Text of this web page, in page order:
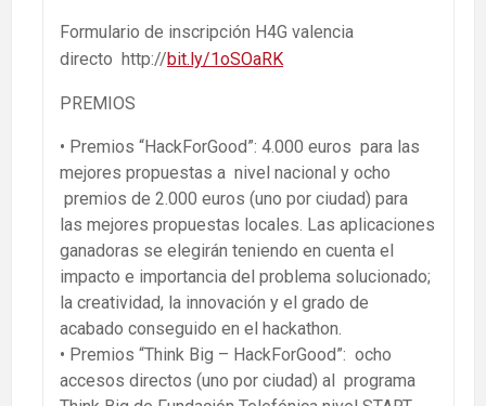
Formulario de inscripción H4G valencia
directo http://bit.ly/1oSOaRK
PREMIOS
• Premios “HackForGood”: 4.000 euros para las
mejores propuestas a nivel nacional y ocho
premios de 2.000 euros (uno por ciudad) para
las mejores propuestas locales. Las aplicaciones
ganadoras se elegirán teniendo en cuenta el
impacto e importancia del problema solucionado;
la creatividad, la innovación y el grado de
acabado conseguido en el hackathon.
• Premios “Think Big – HackForGood”: ocho
accesos directos (uno por ciudad) al programa